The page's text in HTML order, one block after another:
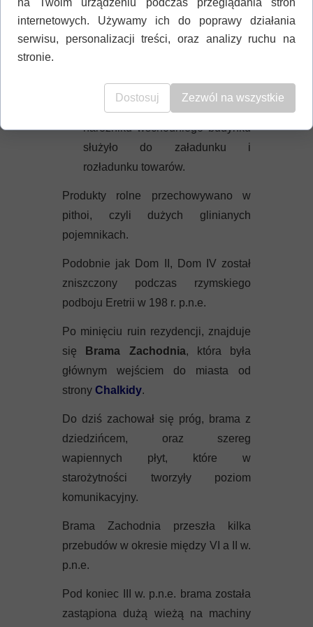
oliwę.
który łączył oba skrzydła,
drugie w południowo-wschodnim
narożniku wschodniego budynku
służyło do załadunku i
rozładunku towarów.
Produkty rolne przechowywano w
pithoi, czyli dużych glinianych
pojemnikach.
Podobnie jak Dom II, Dom IV został
zniszczony podczas rzymskiego
podboju Eretrii w 198 r. p.n.e.
Po minięciu ruin rezydencji, znajduje
się
Brama Zachodnia, która była
głównym wejściem do miasta od
strony Chalkidy.
Do dziś zachował się próg, brama z
dziedzińcem, oraz szereg
wapiennych płyt, które w
starożytności tworzyły poziom
komunikacyjny.
Brama Zachodnia przeszła kilka
przebudów w okresie między VI a II w.
p.n.e.
Pod koniec III w. p.n.e. brama została
zastąpiona dużą wieżą na machiny
na Twoim urządzeniu podczas przeglądania stron
internetowych. Używamy ich do poprawy działania
serwisu, personalizacji treści, oraz analizy ruchu na
stronie.
Dostosuj Zezwól na wszystkie